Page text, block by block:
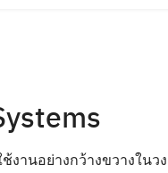
ช้งานอย่างกว้างขวาง